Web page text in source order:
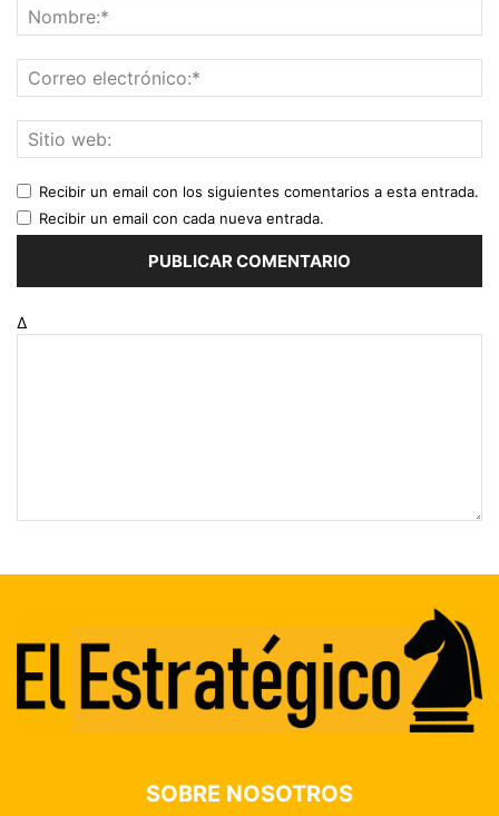
Recibir un email con los siguientes comentarios a esta entrada.
Recibir un email con cada nueva entrada.
Δ
SOBRE NOSOTROS